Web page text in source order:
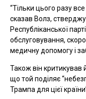
“Тільки цього разу
сказав Волз,
Республіканської
обслуговування,
медичну допомогу і
Також він критикував
що той поділяє
Трампа для цієї